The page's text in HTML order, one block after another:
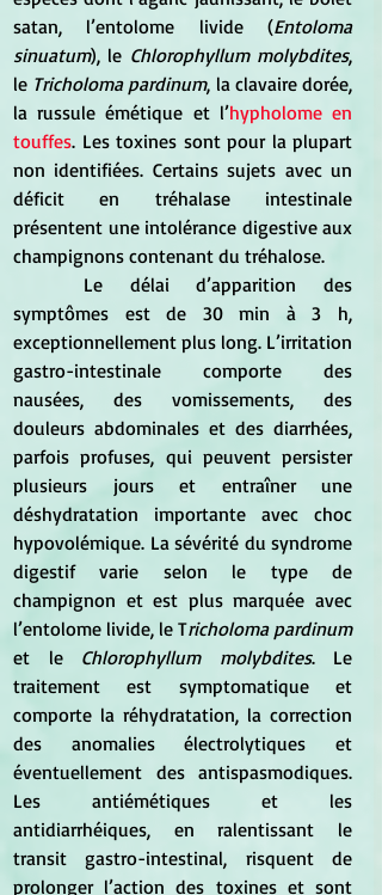
satan, l’entolome livide (Entoloma
sinuatum), le Chlorophyllum molybdites,
le Tricholoma pardinum, la clavaire dorée,
la russule émétique et l’hypholome en
touffes. Les toxines sont pour la plupart
non identifiées. Certains sujets avec un
déficit en tréhalase intestinale
présentent une intolérance digestive aux
champignons contenant du tréhalose.
symptômes est de 30 min à 3 h,
exceptionnellement plus long. L’irritation
gastro-intestinale comporte des
nausées, des vomissements, des
douleurs abdominales et des diarrhées,
parfois profuses, qui peuvent persister
plusieurs jours et entraîner une
déshydratation importante avec choc
hypovolémique. La sévérité du syndrome
digestif varie selon le type de
champignon et est plus marquée avec
l’entolome livide, le Tricholoma pardinum
et le Chlorophyllum molybdites. Le
traitement est symptomatique et
comporte la réhydratation, la correction
des anomalies électrolytiques et
éventuellement des antispasmodiques.
Les antiémétiques et les
antidiarrhéiques, en ralentissant le
transit gastro-intestinal, risquent de
prolonger l’action des toxines et sont